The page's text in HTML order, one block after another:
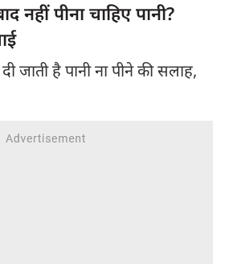
नहीं पीना चाहिए पानी?
जाती है पानी ना पीने की सलाह,